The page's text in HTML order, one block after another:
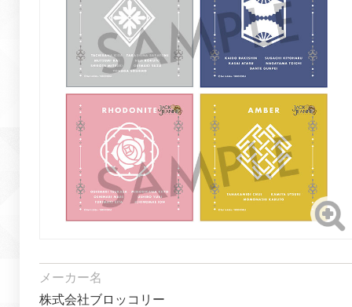
メーカー名
株式会社ブロッコリー